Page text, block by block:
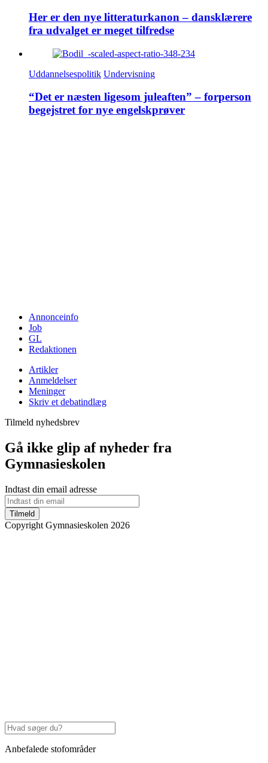
Her er den nye litteraturkanon – dansklærere
fra udvalget er meget tilfredse
Uddannelsespolitik Undervisning
“Det er næsten ligesom juleaften” – forperson
begejstret for nye engelskprøver
Annonceinfo
Job
GL
Redaktionen
Artikler
Anmeldelser
Meninger
Skriv et debatindlæg
Tilmeld nyhedsbrev
Gå ikke glip af nyheder fra
Gymnasieskolen
Indtast din email adresse
Tilmeld
Copyright Gymnasieskolen 2026
Anbefalede stofområder